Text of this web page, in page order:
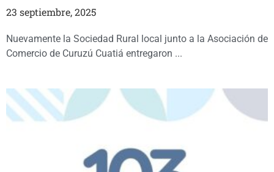
23 septiembre, 2025
Nuevamente la Sociedad Rural local junto a la Asociación de
Comercio de Curuzú Cuatiá entregaron ...